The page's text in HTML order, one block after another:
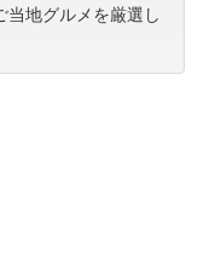
地グルメを厳選し